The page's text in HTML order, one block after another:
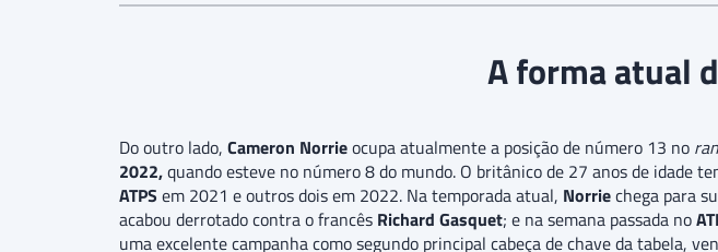
A forma atual
Do outro lado, Cameron Norrieocupa atualmente a posição de número 13 no
2022,quando esteve no número 8 do mundo. O britânico de 27 anos de
ATPS em 2021 e outros dois em 2022. Na temporada atual, Norriechega para
acabou derrotado contra o francês Richard Gasquet; e na semana passada no
uma excelente campanha como segundo principal cabeça de chave da tabela,